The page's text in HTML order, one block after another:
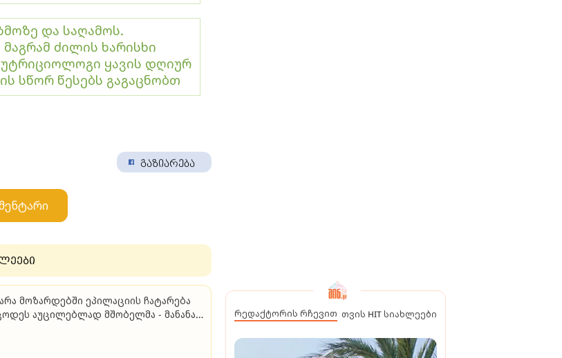
და საღამოს.
ძილის ხარისხი
ყავის დღიურ
სწორ წესებს გაგაცნობთ
გაზიარება
მოზარდებში ეპილაციის ჩატარება
აუცილებლად მშობელმა - მანანა
რედაქტორის რჩევით თვის HIT სიახლეები